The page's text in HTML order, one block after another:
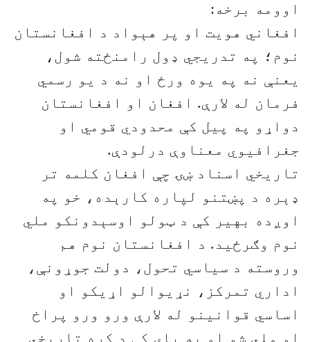
اوومه برخه:
افغاني هویت او پر هېواد د افغانستان
نوم؛ په تدریجي ډول رامنځته شول،
یعنې نه په یوه ورځ او نه د یو رسمي
فرمان له لارې. افغان او افغانستان
دواړو په پیل کې محدودي قومي او
جغرافیوي معناوې درلودې.
تاریخي اسناد ښۍ چې افغان کلمه تر
ډېره د پښتنو لپاره کارېده، خو په
اوږده بهیر کې د ټولو اوسېدونکو ملي
نوم وګرځید. د افغانستان نوم هم
وروسته د سیاسي تحول، دولت جوړونې،
اداري تمرکز، نړیوالو اړیکو او
اساسي قوانینو له لارې ورو ورو پراخ
او ملي شو او په پای کې د کره تاریخي